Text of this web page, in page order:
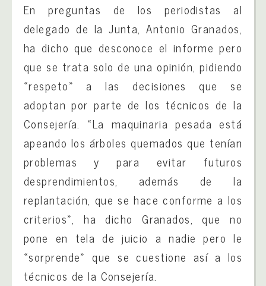
En preguntas de los periodistas al
delegado de la Junta, Antonio Granados,
ha dicho que desconoce el informe pero
que se trata solo de una opinión, pidiendo
«respeto» a las decisiones que se
adoptan por parte de los técnicos de la
Consejería. «La maquinaria pesada está
apeando los árboles quemados que tenían
problemas y para evitar futuros
desprendimientos, además de la
replantación, que se hace conforme a los
criterios», ha dicho Granados, que no
pone en tela de juicio a nadie pero le
«sorprende» que se cuestione así a los
técnicos de la Consejería.